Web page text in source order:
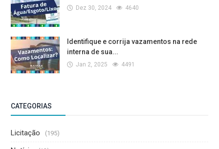
Dez 30, 2024 4640
Identifique e corrija vazamentos na rede
interna de sua...
Jan 2, 2025 4491
CATEGORIAS
Licitação (195)